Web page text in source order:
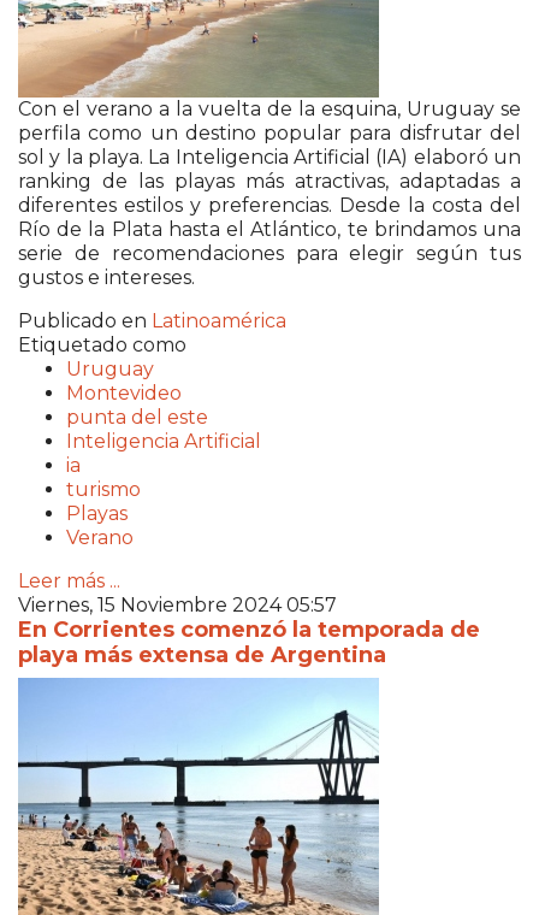
Con el verano a la vuelta de la esquina, Uruguay se
perfila como un destino popular para disfrutar del
sol y la playa. La Inteligencia Artificial (IA) elaboró un
ranking de las playas más atractivas, adaptadas a
diferentes estilos y preferencias. Desde la costa del
Río de la Plata hasta el Atlántico, te brindamos una
serie de recomendaciones para elegir según tus
gustos e intereses.
Publicado en Latinoamérica
Etiquetado como
Uruguay
Montevideo
punta del este
Inteligencia Artificial
ia
turismo
Playas
Verano
Leer más ...
Viernes, 15 Noviembre 2024 05:57
En Corrientes comenzó la temporada de
playa más extensa de Argentina